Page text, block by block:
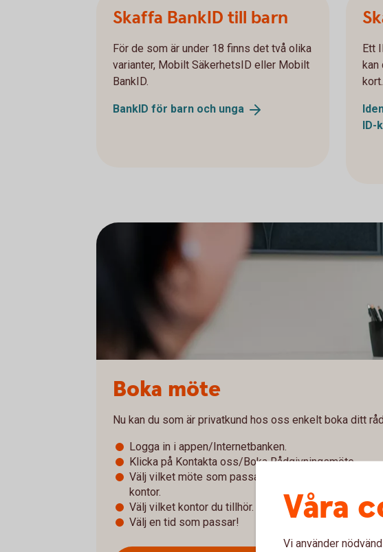
Skaffa BankID till barn
För de som är under 18 finns det två olika
varianter, Mobilt SäkerhetsID eller Mobilt
BankID.
BankID för barn och unga
Ett
kan
kort.
ID-
Boka möte
Nu kan du som är privatkund hos oss enkelt boka ditt
Logga in i appen/Internetbanken.
Klicka på Kontakta oss/Boka Rådgivningsmöte.
Välj vilket möte som passar dig och hur du vill träffa
kontor.
Välj vilket kontor du tillhör.
Välj en tid som passar!
Våra
Vi använder